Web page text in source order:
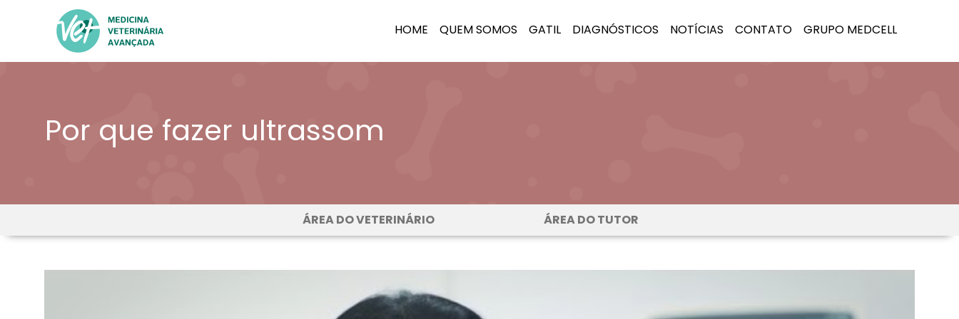
HOME QUEM SOMOS GATIL DIAGNÓSTICOS NOTÍCIAS CONTATO GRUPO MEDCELL
Por que fazer ultrassom
ÁREA DO VETERINÁRIO ÁREA DO TUTOR